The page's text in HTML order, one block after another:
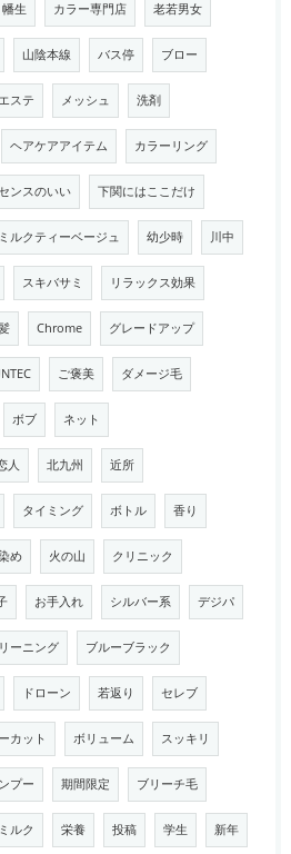
幡生 カラー専門店 老若男女
山陰本線 バス停 ブロー
ステ メッシュ 洗剤
ヘアケアアイテム カラーリング
ンスのいい 下関にはここだけ
ミルクティーベージュ 幼少時 川中
スキバサミ リラックス効果
Chrome グレードアップ
ご褒美 ダメージ毛
ボブ ネット
人 北九州 近所
タイミング ボトル 香り
め 火の山 クリニック
お手入れ シルバー系 デジパ
ーニング ブルーブラック
ドローン 若返り セレブ
カット ボリューム スッキリ
プー 期間限定 ブリーチ毛
ルク 栄養 投稿 学生 新年